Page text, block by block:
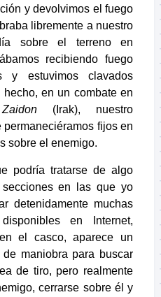
y devolvimos el fuego
libremente a nuestro
sobre el terreno en
recibiendo fuego
y estuvimos clavados
en un combate en
Zaidon (Irak), nuestro
fijos en
sobre el enemigo.
podría tratarse de algo
en las que yo
detenidamente muchas
en Internet,
el casco, aparece un
maniobra para buscar
de tiro, pero realmente
cerrarse sobre él y